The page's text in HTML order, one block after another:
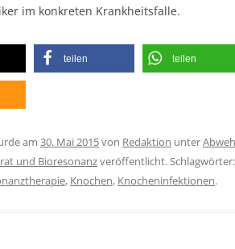
im konkreten Krankheitsfalle.
teilen teilen
am 30. Mai 2015von Redaktion unter
und Bioresonanzveröffentlicht. Schlagwörter:
, Knochen, Knocheninfektionen.